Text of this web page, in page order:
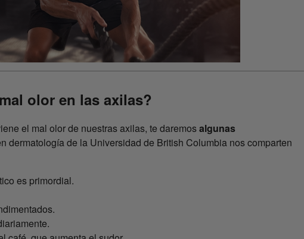
olor en las axilas?
el mal olor de nuestras axilas, te daremosalgunas
dermatología de la Universidad de British Columbia nos comparten
es primordial.